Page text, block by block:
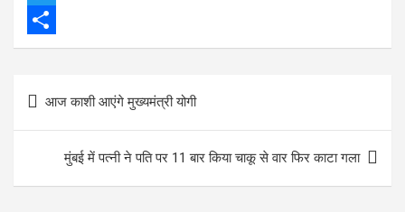
a
c
b
o
T
w
t
t
S
a
r
Post
navigation
आज काशी आएंगे मुख्यमंत्री योगी
मुंबई में पत्नी ने पति पर 11 बार किया चाकू से वार फिर काटा गला